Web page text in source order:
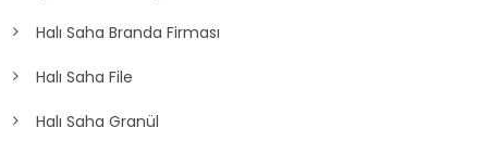
Halı Saha Branda Firması
Halı Saha File
Halı Saha Granül